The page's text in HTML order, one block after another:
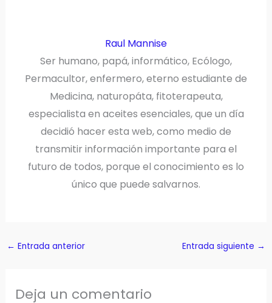
Raul Mannise
Ser humano, papá, informático, Ecólogo,
Permacultor, enfermero, eterno estudiante de
Medicina, naturopáta, fitoterapeuta,
especialista en aceites esenciales, que un día
decidió hacer esta web, como medio de
transmitir información importante para el
futuro de todos, porque el conocimiento es lo
único que puede salvarnos.
← Entrada anterior Entrada siguiente →
Deja un comentario